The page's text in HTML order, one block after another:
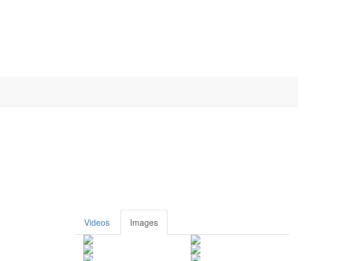
Videos Images